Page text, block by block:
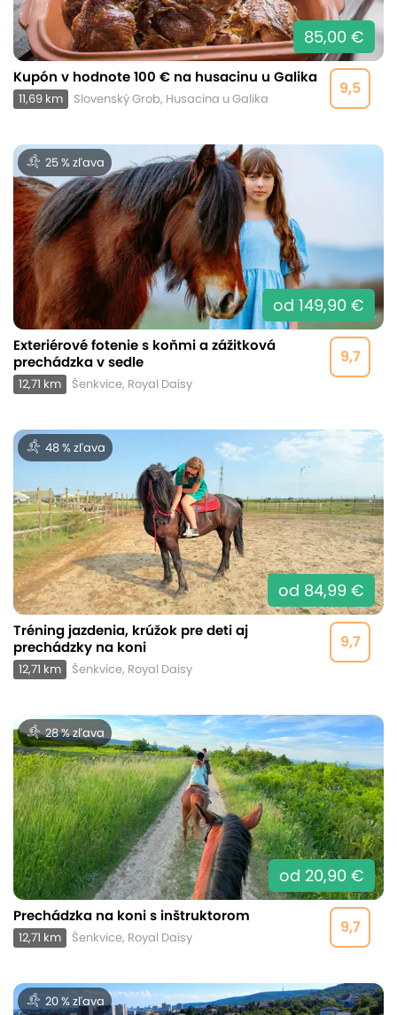
85,00 €
9,5
Kupón v hodnote 100 € na husacinu u Galika
11,69 km Slovenský Grob, Husacina u Galika
25 % zľava
od 149,90 €
9,7
Exteriérové fotenie s koňmi a zážitková
prechádzka v sedle
12,71 km Šenkvice, Royal Daisy
48 % zľava
od 84,99 €
9,7
Tréning jazdenia, krúžok pre deti aj
prechádzky na koni
12,71 km Šenkvice, Royal Daisy
28 % zľava
od 20,90 €
9,7
Prechádzka na koni s inštruktorom
12,71 km Šenkvice, Royal Daisy
20 % zľava